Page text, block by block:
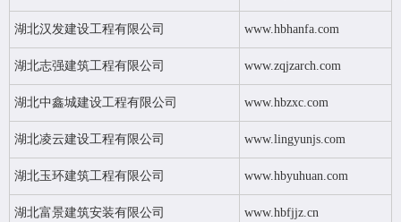
湖北汉发建设工程有限公司 www.hbhanfa.com
湖北志强建筑工程有限公司 www.zqjzarch.com
湖北中鑫城建设工程有限公司 www.hbzxc.com
湖北凌云建设工程有限公司 www.lingyunjs.com
湖北玉环建筑工程有限公司 www.hbyuhuan.com
湖北富景建筑安装有限公司 www.hbfjjz.cn